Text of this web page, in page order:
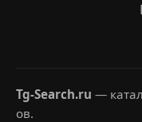
Tg-Search.ru —
ов.